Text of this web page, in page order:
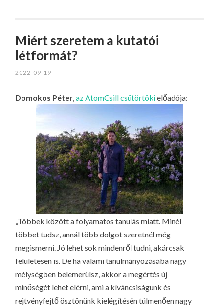
Miért szeretem a kutatói
létformát?
2022-09-19
Domokos Péter,az AtomCsill csütörtökielőadója:
„Többek között a folyamatos tanulás miatt. Minél
többet tudsz, annál több dolgot szeretnél még
megismerni. Jó lehet sok mindenről tudni, akárcsak
felületesen is. De ha valami tanulmányozásába nagy
mélységben belemerülsz, akkor a megértés új
minőségét lehet elérni, ami a kíváncsiságunk és
rejtvényfejtő ösztönünk kielégítésén túlmenően nagy